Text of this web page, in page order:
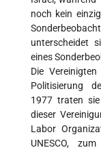
noch kein
unterscheidet
eines
Die
Politisierung
1977 traten sie
dieser
Labor
UNESCO,